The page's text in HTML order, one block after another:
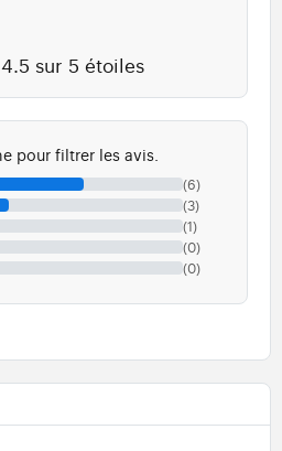
4.5 sur 5 étoiles
pour filtrer les avis.
(6)
(3)
(1)
(0)
(0)